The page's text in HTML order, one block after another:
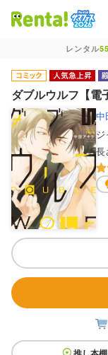
レンタル
ダブルウルフ【電
中
ジ
長